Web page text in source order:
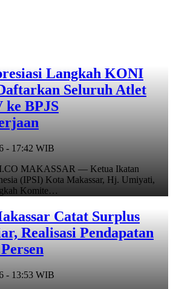
Langkah KONI
Seluruh Atlet
ke BPJS
- 17:42 WIB
MAKASSAR — Ketua Ikatan
(IPSI) Kota Makassar, Hj. Umiyati,
Komite…
Catat Surplus
Realisasi Pendapatan
- 13:53 WIB